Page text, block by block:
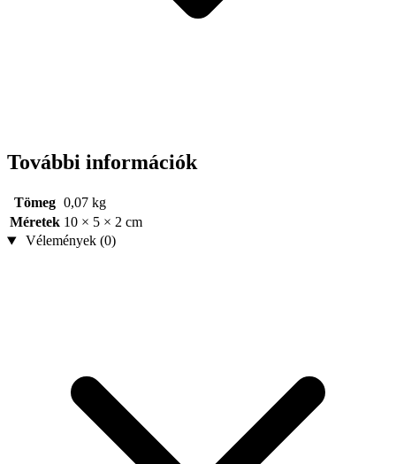
További információk
Tömeg 0,07 kg
Méretek 10 × 5 × 2 cm
Vélemények (0)